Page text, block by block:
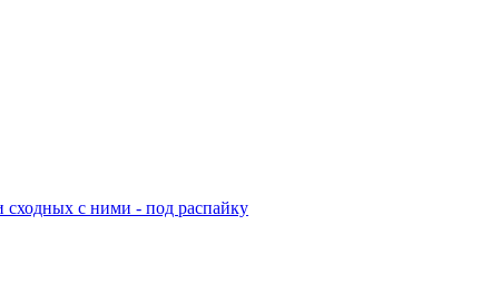
с ними - под распайку